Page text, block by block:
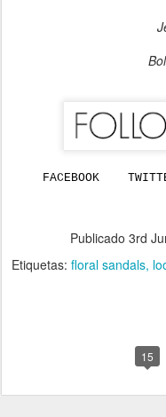
FACEBOOK
Publicado 3rd
Etiquetas: floral sandals
15